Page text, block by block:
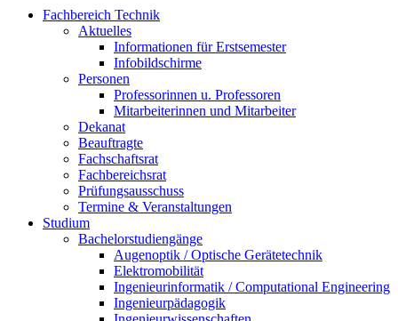
Fachbereich Technik
Aktuelles
Informationen für Erstsemester
Infobildschirme
Personen
Professorinnen u. Professoren
Mitarbeiterinnen und Mitarbeiter
Dekanat
Beauftragte
Fachschaftsrat
Fachbereichsrat
Prüfungsausschuss
Termine & Veranstaltungen
Studium
Bachelorstudiengänge
Augenoptik / Optische Gerätetechnik
Elektromobilität
Ingenieurinformatik / Computational Engineering
Ingenieurpädagogik